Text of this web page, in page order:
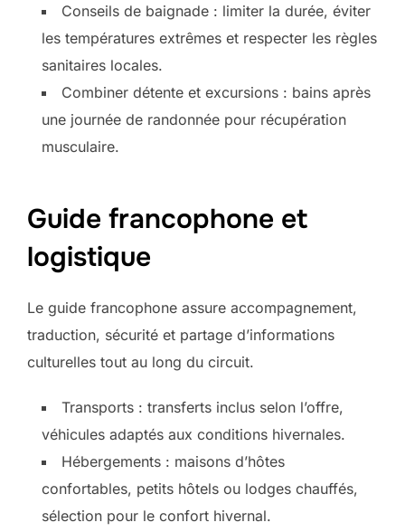
Conseils de baignade : limiter la durée, éviter
les températures extrêmes et respecter les règles
sanitaires locales.
Combiner détente et excursions : bains après
une journée de randonnée pour récupération
musculaire.
Guide francophone et
logistique
Le guide francophone assure accompagnement,
traduction, sécurité et partage d’informations
culturelles tout au long du circuit.
Transports : transferts inclus selon l’offre,
véhicules adaptés aux conditions hivernales.
Hébergements : maisons d’hôtes
confortables, petits hôtels ou lodges chauffés,
sélection pour le confort hivernal.